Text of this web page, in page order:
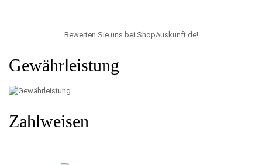
Bewerten Sie uns bei ShopAuskunft.de!
Gewährleistung
Zahlweisen